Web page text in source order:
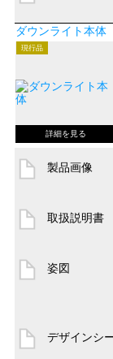
ダウンライト本体
現行品
製品画像
取扱説明書
姿図
デザインシ